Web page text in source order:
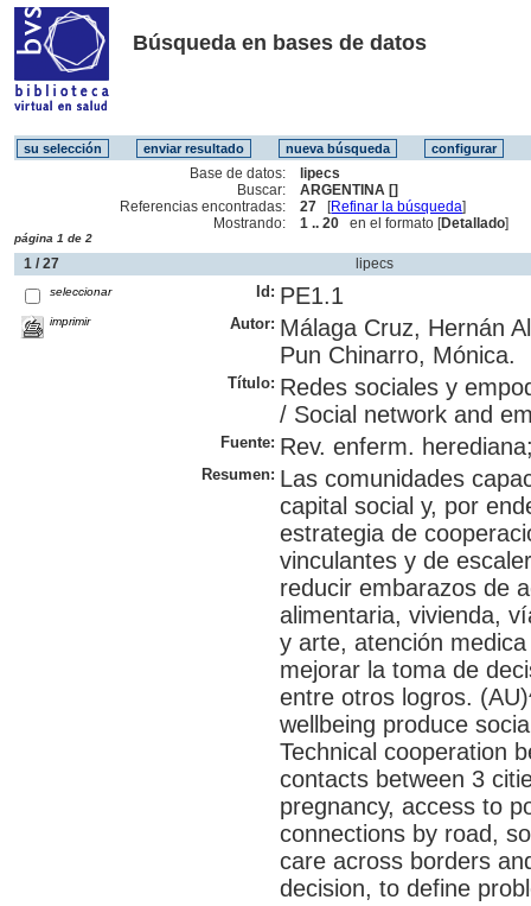
Búsqueda en bases de datos
Base de datos:
lipecs
Buscar:
ARGENTINA []
Referencias encontradas:
27 [Refinar la búsqueda]
Mostrando:
1 .. 20 en el formato [Detallado]
página 1 de 2
1 / 27 lipecs
seleccionar
imprimir
Id: PE1.1
Autor: Málaga Cruz, Hernán
Pun Chinarro, Mónica.
Título: Redes sociales y
/ Social network and
Fuente: Rev. enferm.
Resumen: Las comunidades
capital social y, por
estrategia de
vinculantes y de
reducir embarazos de
alimentaria, vivienda,
y arte, atención
mejorar la toma de
entre otros logros.
wellbeing produce
Technical cooperation
contacts between 3
pregnancy, access to
connections by road,
care across borders
decision, to define